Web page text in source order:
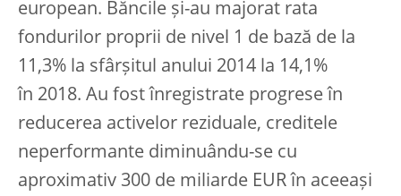
european. Băncile și-au majorat rata
fondurilor proprii de nivel 1 de bază de la
11,3% la sfârșitul anului 2014 la 14,1%
în 2018. Au fost înregistrate progrese în
reducerea activelor reziduale, creditele
neperformante diminuându-se cu
aproximativ 300 de miliarde EUR în aceeași